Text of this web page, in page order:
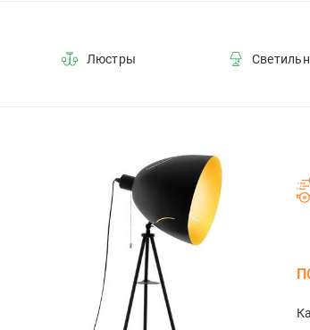
Люстры